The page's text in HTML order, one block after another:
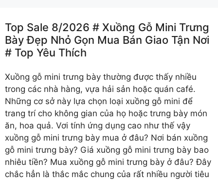
Top Sale 8/2026 # Xuồng Gỗ Mini Trưng
Bày Đẹp Nhỏ Gọn Mua Bán Giao Tận Nơi
# Top Yêu Thích
Xuồng gỗ mini trưng bày thường được thấy nhiều
trong các nhà hàng, vựa hải sản hoặc quán café.
Những cơ sở này lựa chọn loại xuồng gỗ mini để
trang trí cho không gian của họ hoặc trưng bày món
ăn, hoa quả. Vơi tính ứng dụng cao như thế vậy
xuồng gỗ mini trưng bày mua ở đâu? Nơi bán xuồng
gỗ mini trưng bày? Giá xuồng gỗ mini trưng bày bao
nhiêu tiền? Mua xuồng gỗ mini trưng bày ở đâu? Đây
chắc hẳn là thắc mắc chung của rất nhiều người tiêu